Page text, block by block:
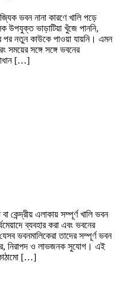
ভবন নানা কারণে খালি পড়ে
উপযুক্ত ভাড়াটিয়া খুঁজে পাননি,
পর নতুন কাউকে পাওয়া যায়নি। এমন
সময়ের সঙ্গে সঙ্গে ভবনের
[…]
কেন্দ্রীয় এলাকায় সম্পূর্ণ খালি ভবন
ব্যবহার করা এবং ভবনের
ভবনমালিকেরা তাদের সম্পূর্ণ ভবন
নিরাপদ ও লাভজনক সুযোগ। এই
কাঠামো […]